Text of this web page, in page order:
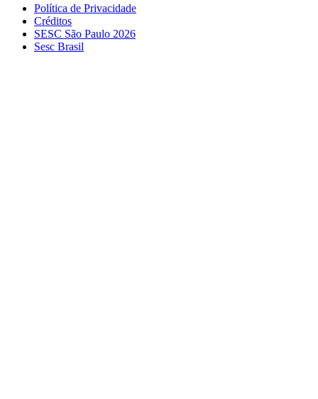
Política de Privacidade
Créditos
SESC São Paulo 2026
Sesc Brasil